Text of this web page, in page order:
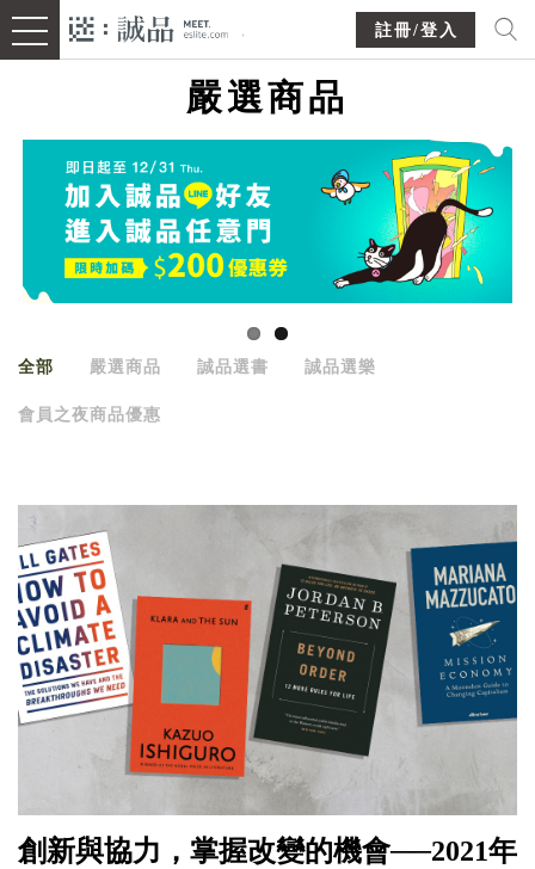
註冊/登入
嚴選商品
全部 嚴選商品 誠品選書 誠品選樂
會員之夜商品優惠
創新與協力，掌握改變的機會──2021年